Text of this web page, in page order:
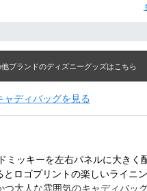
他ブランドのディズニーグッズはこちら
ディバッグを見る
ミッキーを左右パネルに大きく配
ロゴプリントの楽しいライニン
大人な雰囲気のキャディバッグ